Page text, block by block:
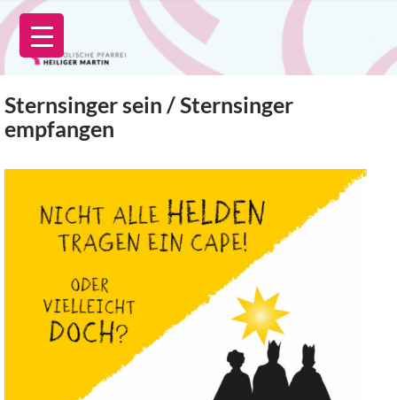
Zum
Inhalt
springen
Sternsinger sein / Sternsinger
empfangen